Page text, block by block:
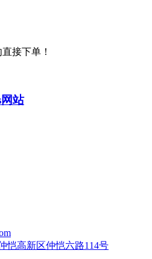
接下单！
站
恺高新区仲恺六路114号